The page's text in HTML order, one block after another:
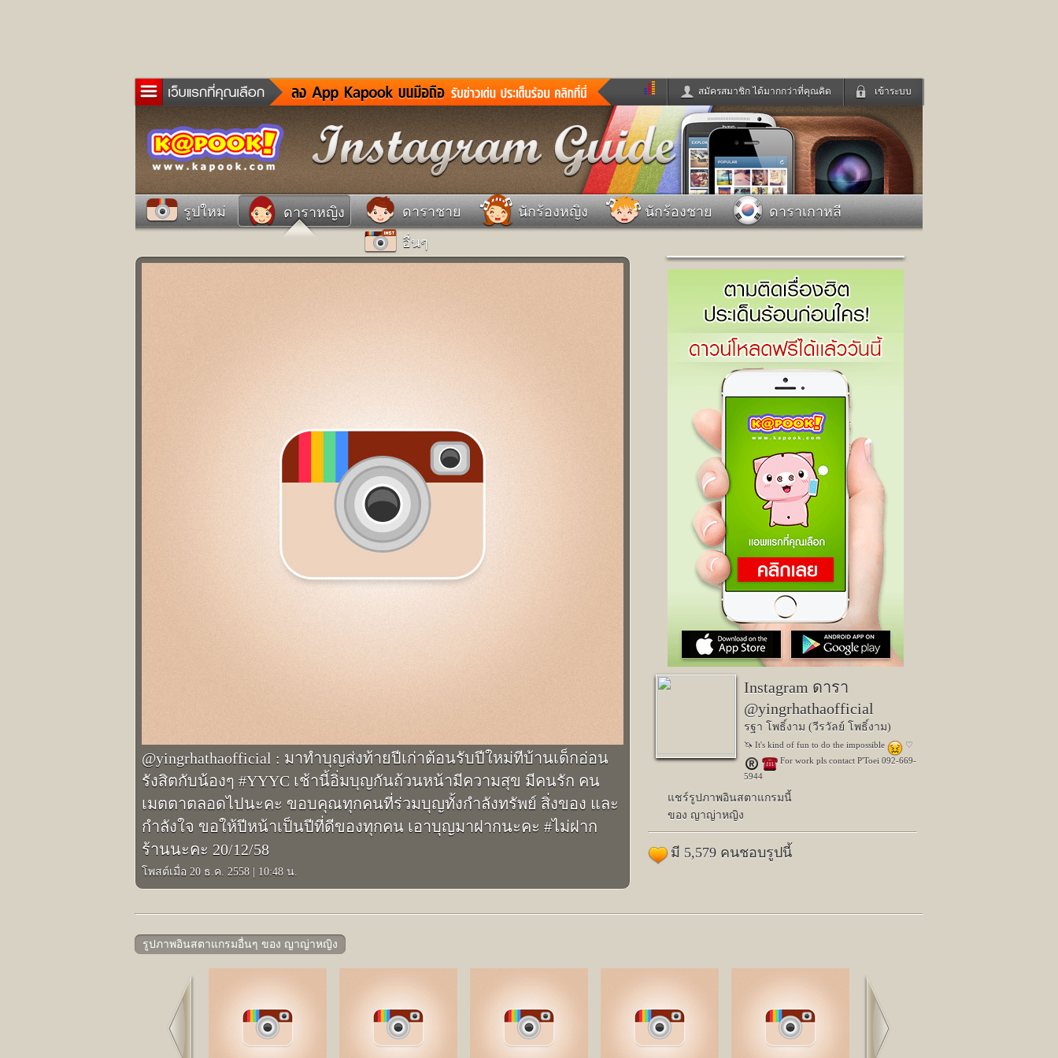
เข้าระบบ
สมัครสมาชิก ได้มากกว่าที่คุณคิด
ข่าวด่วน ข่าวสั้น ข่าวดารา
ดูทีวี
ละคร
หนังใหม่ ฟังเพลง
ฟังวิทยุออนไลน์
เกม
หมากรุกไทย แชทหมากฮอส
Glitter
แต่งงาน
แม่และเด็ก
ดูดวง
ทำนายฝัน สุขภาพ
สัตว์เลี้ยง
ผู้ชาย
ผลบอล บ้านและการตกแต่ง
ท่องเที่ยว
แวะชิมแวะพัก
dictionary
เช็คความเร็วเน็ต
Facebook
เข้าระบบด้วย User Kapook
Email
Password
เข้าระบบด้วย Facebook
รูปใหม่ ดาราหญิง ดาราชาย นักร้องหญิง นักร้องชาย
ดาราเกาหลี
อื่นๆ
@yingrhathaofficial : มาทำบุญส่งท้ายปีเก่าต้อนรับปีใหม่ทีบ้านเด็กอ่อน
รังสิตกับน้องๆ #YYYC เช้านี้อิ่มบุญกันถ้วนหน้ามีความสุข มีคนรัก คน
เมตตาตลอดไปนะคะ ขอบคุณทุกคนที่ร่วมบุญทั้งกำลังทรัพย์ สิ่งของ และ
กำลังใจ ขอให้ปีหน้าเป็นปีที่ดีของทุกคน เอาบุญมาฝากนะคะ #ไม่ฝาก
ร้านนะคะ 20/12/58
โพสต์เมื่อ 20 ธ.ค. 2558 10:48 น.
Instagram ดารา
@yingrhathaofficial
รฐา โพธิ์งาม (วีรวัลย์ โพธิ์งาม)
🦄 It's kind of fun to do the impossible
♡
️ For work pls contact P'Toei 092-669-
5944
แชร์รูปภาพอินสตาแกรมนี้
ของ ญาญ่าหญิง
มี 5,579 คนชอบรูปนี้
รูปภาพอินสตาแกรมอื่นๆ ของ ญาญ่าหญิง